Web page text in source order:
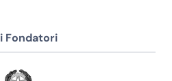
Fondatori